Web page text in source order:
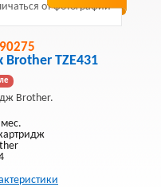
от фотографии
TZE431
Brother.